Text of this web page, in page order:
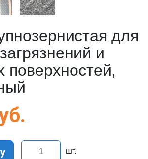
для
и
поверхностей,
шт.